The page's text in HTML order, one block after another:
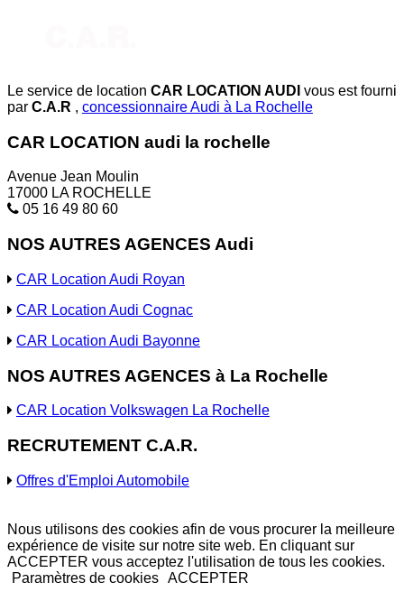
Le service de location CAR LOCATION AUDI vous est fourni
par C.A.R , concessionnaire Audi à La Rochelle
CAR LOCATION audi la rochelle
Avenue Jean Moulin
17000 LA ROCHELLE
05 16 49 80 60
NOS AUTRES AGENCES Audi
CAR Location Audi Royan
CAR Location Audi Cognac
CAR Location Audi Bayonne
NOS AUTRES AGENCES à La Rochelle
CAR Location Volkswagen La Rochelle
RECRUTEMENT C.A.R.
Offres d'Emploi Automobile
Nous utilisons des cookies afin de vous procurer la meilleure
expérience de visite sur notre site web. En cliquant sur
ACCEPTER vous acceptez l'utilisation de tous les cookies.
Paramètres de cookies ACCEPTER